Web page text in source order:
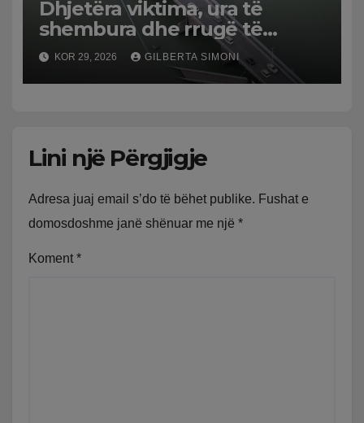
Dhjetëra viktima, ura të
shembura dhe rrugë të
dëmtuara! Japonia goditet
nga tërmeti i fuqishëm,
qindra mijëra të evakuuar
KOR 29, 2026 GILBERTA SIMONI
Lini një Përgjigje
Adresa juaj email s’do të bëhet publike. Fushat e
domosdoshme janë shënuar me një *
Koment *